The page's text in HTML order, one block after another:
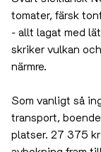
Svart siciliansk
tomater, färsk
Bronte - allt
som skriker
Som vanligt så
transport,
platser. 27 375 kr